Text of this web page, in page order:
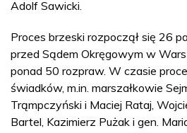
Adolf Sawicki.
Proces brzeski rozpoczął się 26
przed Sądem Okręgowym w
ponad 50 rozpraw. W czasie
świadków, m.in. marszałkowie
Trąmpczyński i Maciej Rataj,
Bartel, Kazimierz Pużak i gen.